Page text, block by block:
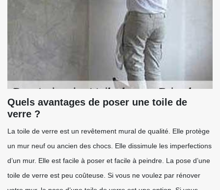
Quels avantages de poser une toile de
verre ?
La toile de verre est un revêtement mural de qualité. Elle protège
un mur neuf ou ancien des chocs. Elle dissimule les imperfections
d’un mur. Elle est facile à poser et facile à peindre. La pose d’une
toile de verre est peu coûteuse. Si vous ne voulez par rénover